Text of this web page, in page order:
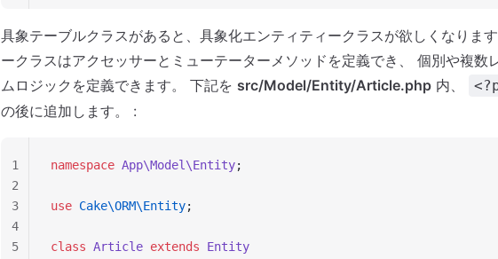
具象テーブルクラスがあると、具象化エンティティークラスが欲しくなりま
ークラスはアクセッサーとミューテーターメソッドを定義でき、 個別や複数
ムロジックを定義できます。 下記を src/Model/Entity/Article.php 内、
の後に追加します。 :
namespace App\Model\Entity;
use Cake\ORM\Entity;
class Article extends Entity
1
2
3
4
5